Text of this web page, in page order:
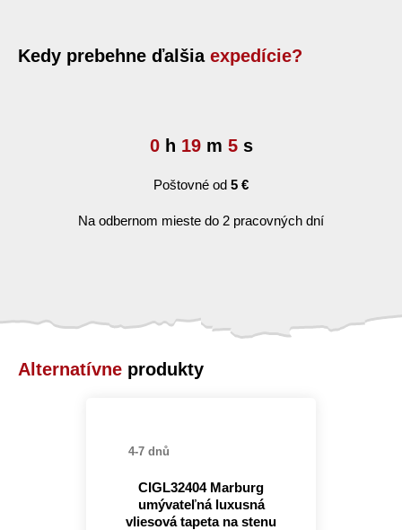
Kedy prebehne ďalšia expedície?
0h 19m 4s
Poštovné od 5 €
Na odbernom mieste do 2 pracovných dní
Alternatívne produkty
4-7 dnů
CIGL32404 Marburg
umývateľná luxusná
vliesová tapeta na stenu